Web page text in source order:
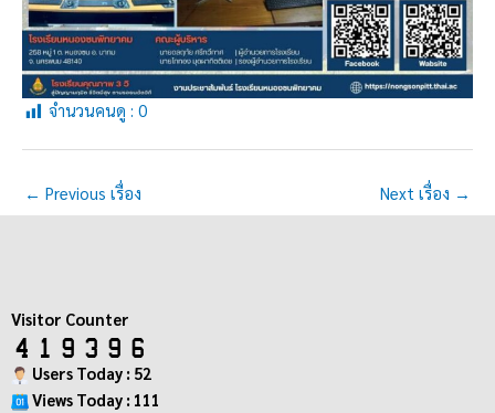
จำนวนคนดู : 0
← Previous เรื่อง Next เรื่อง →
Visitor Counter
Users Today : 52
Views Today : 111